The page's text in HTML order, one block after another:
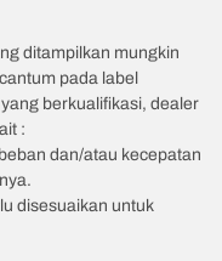
ditampilkan mungkin
pada label
berkualifikasi, dealer
:
dan/atau kecepatan
disesuaikan untuk